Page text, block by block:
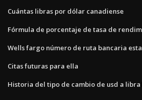
Cuántas libras por dólar canadiense
Fórmula de porcentaje de tasa de
Wells fargo número de ruta bancaria
Citas futuras para ella
Historia del tipo de cambio de usd a